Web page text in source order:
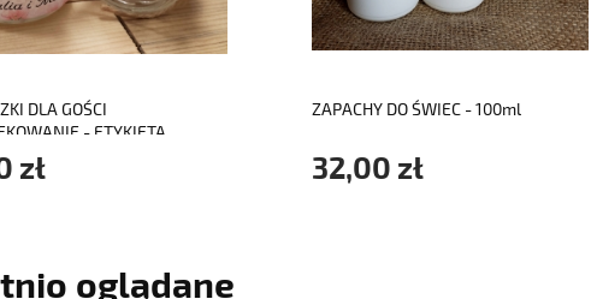
DLA GOŚCI
- ETYKIETA
zł
ZAPACHY DO ŚWIEC - 100ml
32,00 zł
oglądane